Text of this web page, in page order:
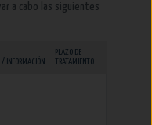
a cabo las siguientes
/ INFORMACIÓN
PLAZO DE
TRATAMIENTO